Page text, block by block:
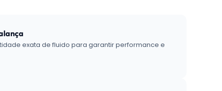
exata de fluido para garantir performance e